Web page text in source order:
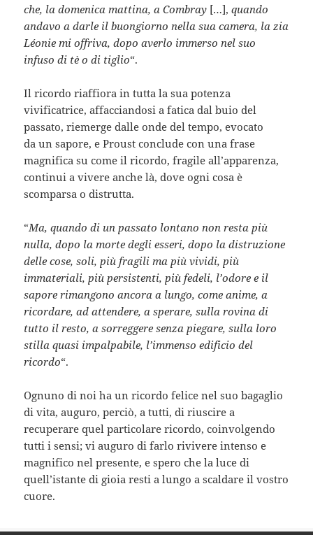
che, la domenica mattina, a Combray […],quando
andavo a darle il buongiorno nella sua camera, la zia
Léonie mi offriva, dopo averlo immerso nel suo
infuso di tè o di tiglio“.
Il ricordo riaffiora in tutta la sua potenza
vivificatrice, affacciandosi a fatica dal buio del
passato, riemerge dalle onde del tempo, evocato
da un sapore, e Proust conclude con una frase
magnifica su come il ricordo, fragile all’apparenza,
continui a vivere anche là, dove ogni cosa è
scomparsa o distrutta.
“Ma, quando di un passato lontano non resta più
nulla, dopo la morte degli esseri, dopo la distruzione
delle cose, soli, più fragili ma più vividi, più
immateriali, più persistenti, più fedeli, l’odore e il
sapore rimangono ancora a lungo, come anime, a
ricordare, ad attendere, a sperare, sulla rovina di
tutto il resto, a sorreggere senza piegare, sulla loro
stilla quasi impalpabile, l’immenso edificio del
ricordo“.
Ognuno di noi ha un ricordo felice nel suo bagaglio
di vita, auguro, perciò, a tutti, di riuscire a
recuperare quel particolare ricordo, coinvolgendo
tutti i sensi; vi auguro di farlo rivivere intenso e
magnifico nel presente, e spero che la luce di
quell’istante di gioia resti a lungo a scaldare il vostro
cuore.